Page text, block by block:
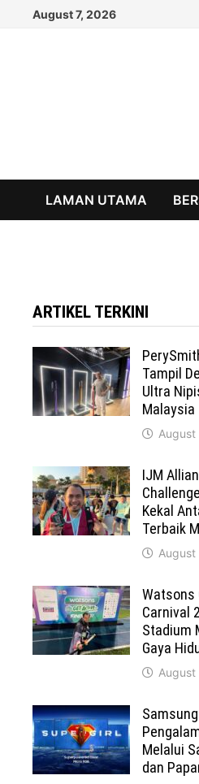
August 7, 2026
LAMAN UTAMA
ARTIKEL TERKINI
Tampil
Ultra
Malaysia
IJM
Kekal
Terbaik
Watsons
Carnival
Stadium
Gaya
Melalui
dan